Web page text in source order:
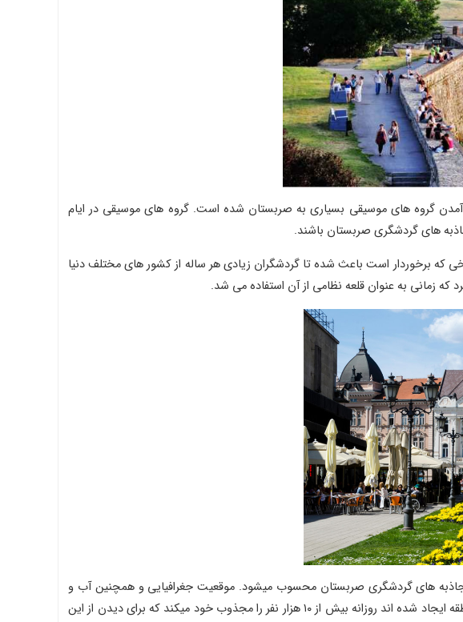
گروه های موسیقی بسیاری به صربستان شده است. گروه های موسیقی در ایام
های گردشگری صربستان باشند.
برخوردار است باعث شده تا گردشگران زیادی هر ساله از کشور های مختلف دنیا
که زمانی به عنوان قلعه نظامی از آن استفاده می شد.
جاذبه های گردشگری صربستان محسوب میشود. موقعیت جغرافیایی و همچنین آب و
هوای این منطقه به گونه ایست که باعث رشد و نمو انواع گیاهان در این منطقه شده است. دریاچه هایی که در این منطقه ایجاد شده اند روزانه بیش از ۱۰ هزار نفر را مجذوب خود میکند که برای دیدن از این